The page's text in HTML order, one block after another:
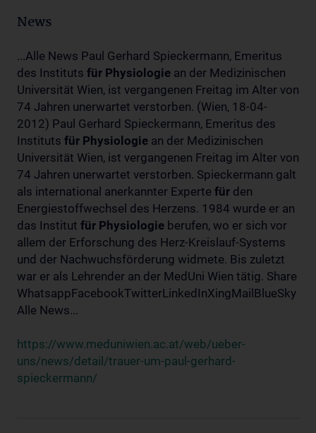
News
...Alle News Paul Gerhard Spieckermann, Emeritus
des Instituts für Physiologie an der Medizinischen
Universität Wien, ist vergangenen Freitag im Alter von
74 Jahren unerwartet verstorben. (Wien, 18-04-
2012) Paul Gerhard Spieckermann, Emeritus des
Instituts für Physiologie an der Medizinischen
Universität Wien, ist vergangenen Freitag im Alter von
74 Jahren unerwartet verstorben. Spieckermann galt
als international anerkannter Experte für den
Energiestoffwechsel des Herzens. 1984 wurde er an
das Institut für Physiologie berufen, wo er sich vor
allem der Erforschung des Herz-Kreislauf-Systems
und der Nachwuchsförderung widmete. Bis zuletzt
war er als Lehrender an der MedUni Wien tätig. Share
WhatsappFacebookTwitterLinkedInXingMailBlueSky
Alle News...
https://www.meduniwien.ac.at/web/ueber-
uns/news/detail/trauer-um-paul-gerhard-
spieckermann/